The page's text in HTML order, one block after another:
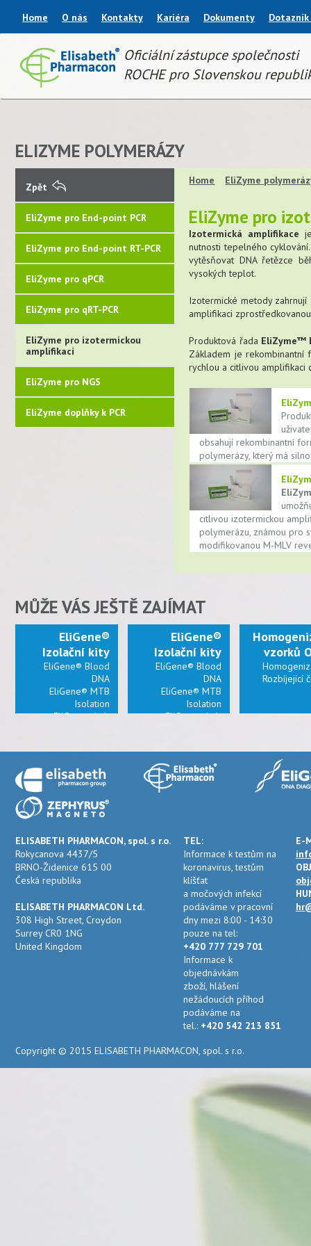
Home O nás Kontakty Kariéra Dokumenty
Oficiální zástupce společnosti
ROCHE pro Slovenskou
ELIZYME POLYMERÁZY
Zpět
EliZyme pro End-point PCR
EliZyme pro End-point RT-PCR
EliZyme pro qPCR
EliZyme pro qRT-PCR
EliZyme pro izotermickou
amplifikaci
EliZyme pro NGS
EliZyme doplňky k PCR
Home EliZyme
EliZyme pro
Izotermická amplifikace
nutnosti tepelného
vytěsňovat DNA řetězce
vysokých teplot.
Izotermické metody
amplifikaci
Produktová řada EliZyme™
Základem je rekombinantní
rychlou a citlivou amplifikaci
obsahují rekombinantní
polymerázy, který má
citlivou izotermickou
polymerázu, známou pro
modifikovanou M-MLV
MŮŽE VÁS JEŠTĚ ZAJÍMAT
EliGene®
Izolační kity
EliGene® Blood
DNA
EliGene® MTB
Isolation
EliGene® Lab
EliGene®
Izolační kity
EliGene® Blood
DNA
EliGene® MTB
Isolation
EliGene® Lab
vzorků
Rozbíjející
ELISABETH PHARMACON, spol. s r.o.
Rokycanova 4437/5
BRNO-Židenice 615 00
Česká republika
ELISABETH PHARMACON Ltd.
308 High Street, Croydon
Surrey CR0 1NG
United Kingdom
TEL:
Informace k testům na
koronavirus, testům
klíšťat
a močových infekcí
podáváme v pracovní
dny mezi 8:00 - 14:30
pouze na tel:
+420 777 729 701
Informace k
objednávkám
zboží, hlášení
nežádoucích příhod
podáváme na
tel.: +420 542 213 851
E-
Copyright © 2015 ELISABETH PHARMACON, spol. s r.o.